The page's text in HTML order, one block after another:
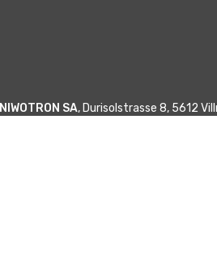
NIWOTRON SA, Durisolstrasse 8, 5612